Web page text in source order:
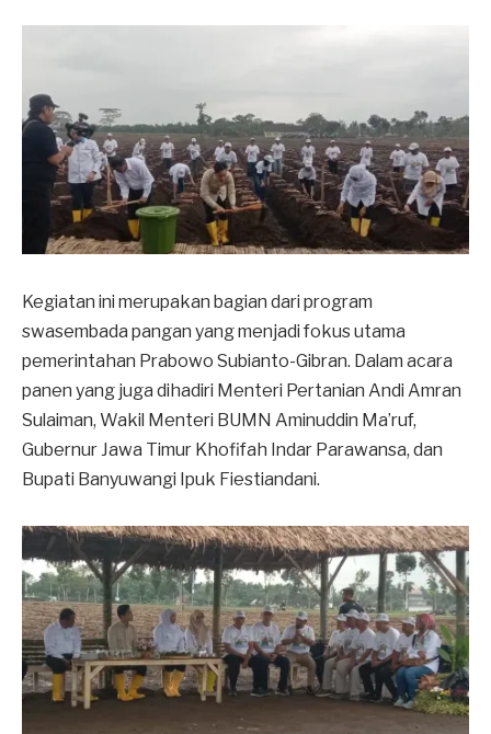
Kegiatan ini merupakan bagian dari program
swasembada pangan yang menjadi fokus utama
pemerintahan Prabowo Subianto-Gibran. Dalam acara
panen yang juga dihadiri Menteri Pertanian Andi Amran
Sulaiman, Wakil Menteri BUMN Aminuddin Ma’ruf,
Gubernur Jawa Timur Khofifah Indar Parawansa, dan
Bupati Banyuwangi Ipuk Fiestiandani.